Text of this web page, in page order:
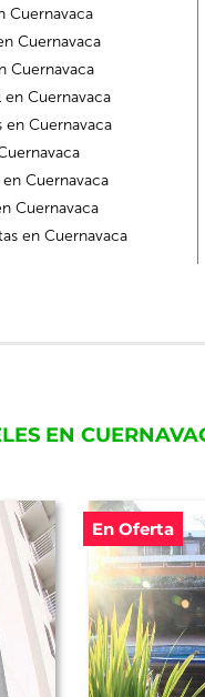
Cuernavaca
Cuernavaca
Cuernavaca
Cuernavaca
Cuernavaca
Cuernavaca
Cuernavaca
en Cuernavaca
EN
En Oferta